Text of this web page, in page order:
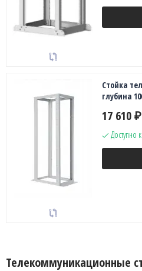
Стойка
глубина
17 610 ₽
Доступно к
Телекоммуникационные